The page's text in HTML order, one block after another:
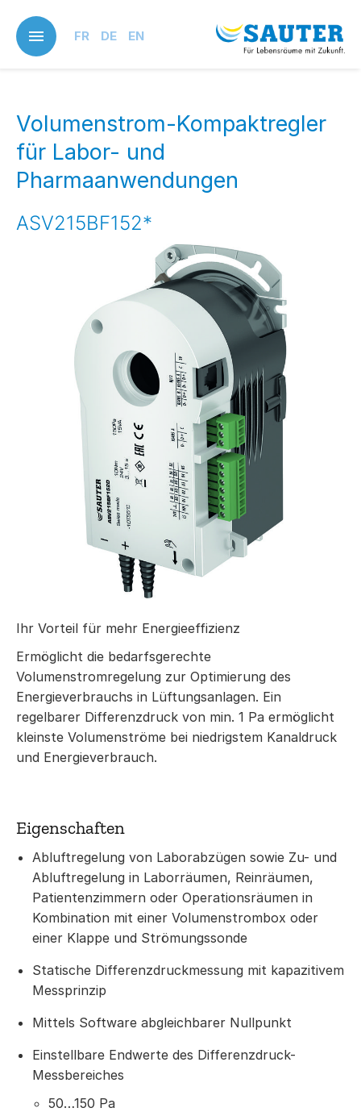
main
content
FR DE EN
Volumenstrom-Kompaktregler
für Labor- und
Pharmaanwendungen
ASV215BF152*
Ihr Vorteil für mehr Energieeffizienz
Ermöglicht die bedarfsgerechte
Volumenstromregelung zur Optimierung des
Energieverbrauchs in Lüftungsanlagen. Ein
regelbarer Differenzdruck von min. 1 Pa ermöglicht
kleinste Volumenströme bei niedrigstem Kanaldruck
und Energieverbrauch.
Eigenschaften
Abluftregelung von Laborabzügen sowie Zu- und
Abluftregelung in Laborräumen, Reinräumen,
Patientenzimmern oder Operationsräumen in
Kombination mit einer Volumenstrombox oder
einer Klappe und Strömungssonde
Statische Differenzdruckmessung mit kapazitivem
Messprinzip
Mittels Software abgleichbarer Nullpunkt
Einstellbare Endwerte des Differenzdruck-
Messbereiches
50…150 Pa